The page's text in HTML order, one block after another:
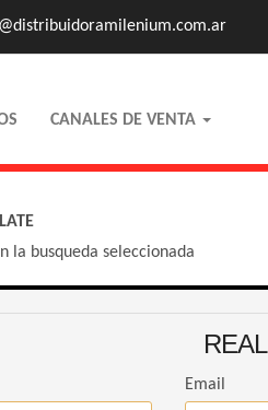
CANALES DE VENTA
la busqueda seleccionada
Email